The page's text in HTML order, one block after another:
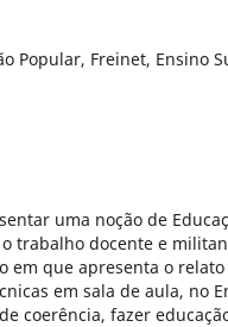
Popular, Freinet, Ensino
uma noção de
trabalho docente e
em que apresenta o
em sala de aula, no
coerência, fazer